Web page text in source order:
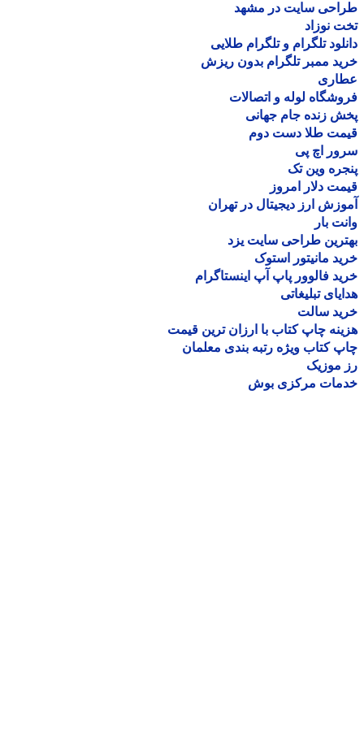
سایت در مشهد
نوزاد
تلگرام و تلگرام طلایی
ممبر تلگرام بدون ریزش
لوله و اتصالات
زنده جام جهانی
طلا دست دوم
اچ پی
وین تک
دلار امروز
ارز دیجیتال در تهران
بار
طراحی سایت یزد
مانیتور استوک
فالوور پاپ آپ اینستاگرام
تبلیغاتی
سالت
چاپ کتاب با ارزان ترین قیمت
کتاب ویژه رتبه بندی معلمان
موزیک
مرکزی بوش